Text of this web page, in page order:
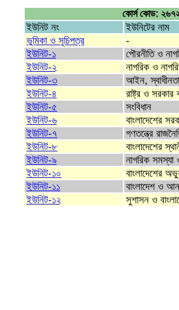
কোর্স কোড:
ইউনিট নং
ইউনিটের নাম
ভুমিকা ও সূচিপত্র
-
ইউনিট-১
পৌরনীতি ও
ইউনিট-২
নাগরিক ও
ইউনিট-৩
আইন,
ইউনিট-৪
রাষ্ট্র ও সরকার
ইউনিট-৫
সংবিধান
ইউনিট-৬
বাংলাদেশের
ইউনিট-৭
গণতন্ত্রে
ইউনিট-৮
বাংলাদেশের
ইউনিট-৯
নাগরিক
ইউনিট-১০
বাংলাদেশের
ইউনিট-১১
বাংলাদেশ ও
ইউনিট-১২
সুশাসন ও